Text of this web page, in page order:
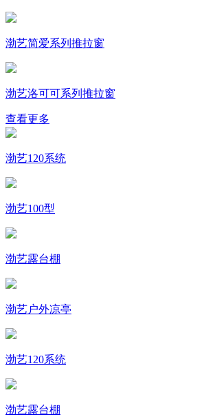
渤艺简爱系列推拉窗
渤艺洛可可系列推拉窗
查看更多
渤艺120系统
渤艺100型
渤艺露台棚
渤艺户外凉亭
渤艺120系统
渤艺露台棚